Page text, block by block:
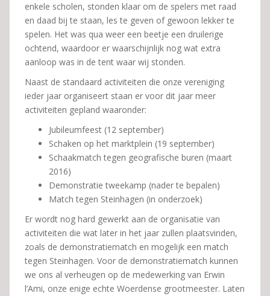
enkele scholen, stonden klaar om de spelers met raad
en daad bij te staan, les te geven of gewoon lekker te
spelen. Het was qua weer een beetje een druilerige
ochtend, waardoor er waarschijnlijk nog wat extra
aanloop was in de tent waar wij stonden.
Naast de standaard activiteiten die onze vereniging
ieder jaar organiseert staan er voor dit jaar meer
activiteiten gepland waaronder:
Jubileumfeest (12 september)
Schaken op het marktplein (19 september)
Schaakmatch tegen geografische buren (maart
2016)
Demonstratie tweekamp (nader te bepalen)
Match tegen Steinhagen (in onderzoek)
Er wordt nog hard gewerkt aan de organisatie van
activiteiten die wat later in het jaar zullen plaatsvinden,
zoals de demonstratiematch en mogelijk een match
tegen Steinhagen. Voor de demonstratiematch kunnen
we ons al verheugen op de medewerking van Erwin
l’Ami, onze enige echte Woerdense grootmeester. Laten